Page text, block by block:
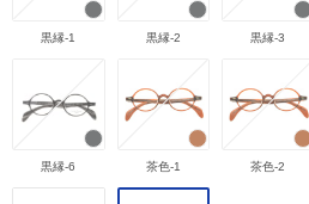
黒縁-1 黒縁-2 黒縁-3
黒縁-6 茶色-1 茶色-2